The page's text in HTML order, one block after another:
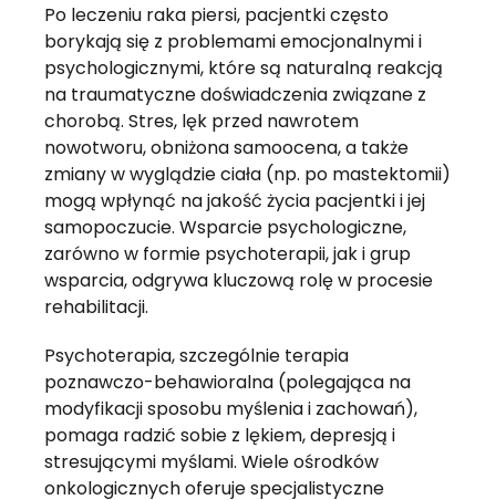
Po leczeniu raka piersi, pacjentki często
borykają się z problemami emocjonalnymi i
psychologicznymi, które są naturalną reakcją
na traumatyczne doświadczenia związane z
chorobą. Stres, lęk przed nawrotem
nowotworu, obniżona samoocena, a także
zmiany w wyglądzie ciała (np. po mastektomii)
mogą wpłynąć na jakość życia pacjentki i jej
samopoczucie. Wsparcie psychologiczne,
zarówno w formie psychoterapii, jak i grup
wsparcia, odgrywa kluczową rolę w procesie
rehabilitacji.
Psychoterapia, szczególnie terapia
poznawczo-behawioralna (polegająca na
modyfikacji sposobu myślenia i zachowań),
pomaga radzić sobie z lękiem, depresją i
stresującymi myślami. Wiele ośrodków
onkologicznych oferuje specjalistyczne